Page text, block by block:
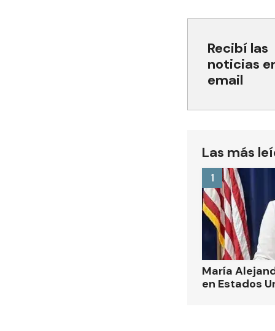
Recibí las
noticias
email
Las más
María
en Estados
1